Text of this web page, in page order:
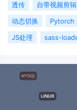
透传
自带视频剪
动态切换
Pytorch
JS处理
sass-